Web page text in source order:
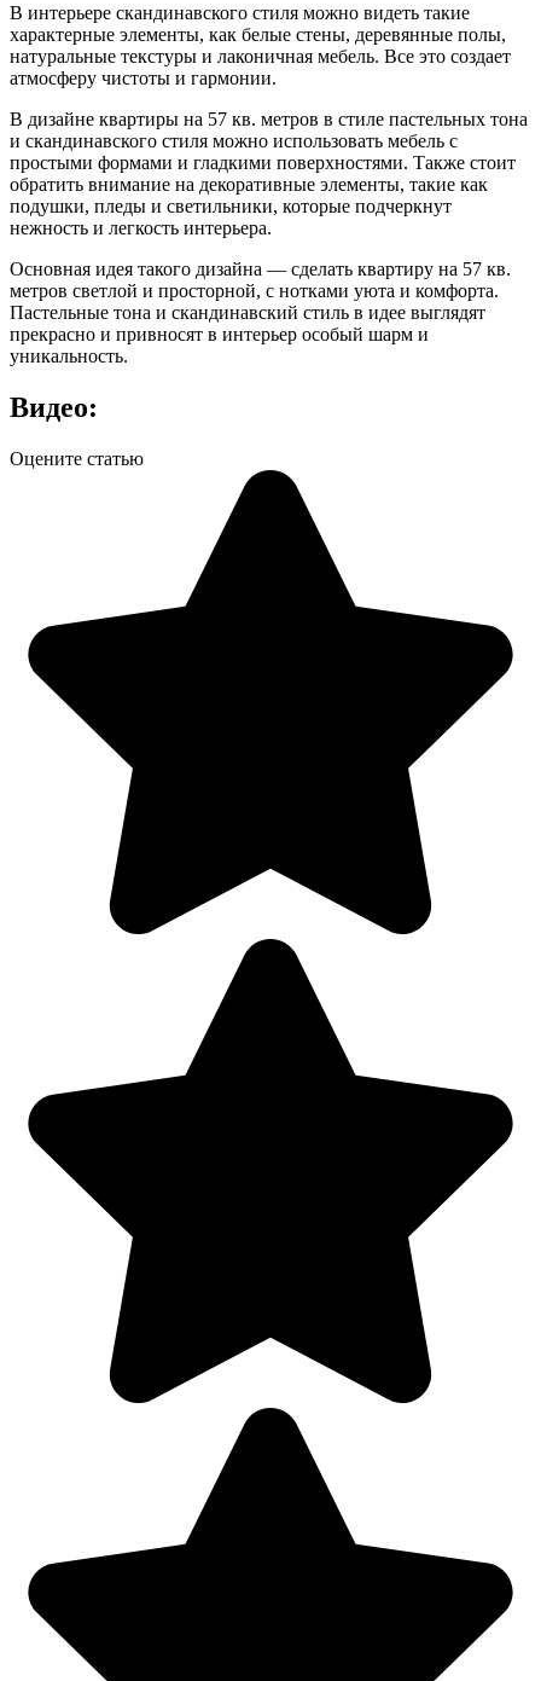
В интерьере скандинавского стиля можно видеть такие
характерные элементы, как белые стены, деревянные полы,
натуральные текстуры и лаконичная мебель. Все это создает
атмосферу чистоты и гармонии.
В дизайне квартиры на 57 кв. метров в стиле пастельных тона
и скандинавского стиля можно использовать мебель с
простыми формами и гладкими поверхностями. Также стоит
обратить внимание на декоративные элементы, такие как
подушки, пледы и светильники, которые подчеркнут
нежность и легкость интерьера.
Основная идея такого дизайна — сделать квартиру на 57 кв.
метров светлой и просторной, с нотками уюта и комфорта.
Пастельные тона и скандинавский стиль в идее выглядят
прекрасно и привносят в интерьер особый шарм и
уникальность.
Видео:
Оцените статью